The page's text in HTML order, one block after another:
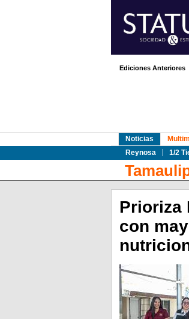
Ediciones Anteriores
Noticias
Reynosa
1/2
Prioriza
con